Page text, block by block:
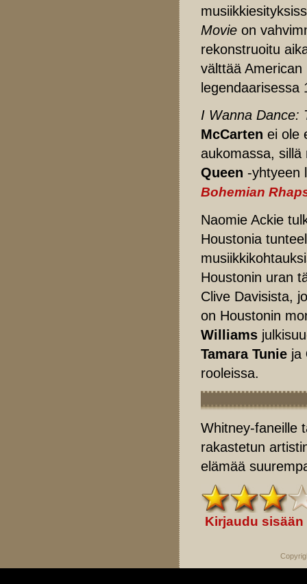
Movie on
rekonstruoitu
välttää
legendaarisessa
I Wanna Dance:
McCarten ei ole
aukomassa, sillä
Queen -yhtyeen
Bohemian
Naomie Ackie
Houstonia
Houstonin uran
Clive Davisista,
on Houstonin
Williams
Tamara Tunie ja
rooleissa.
Whitney-faneille
rakastetun
elämää
Kirjaudu sisään